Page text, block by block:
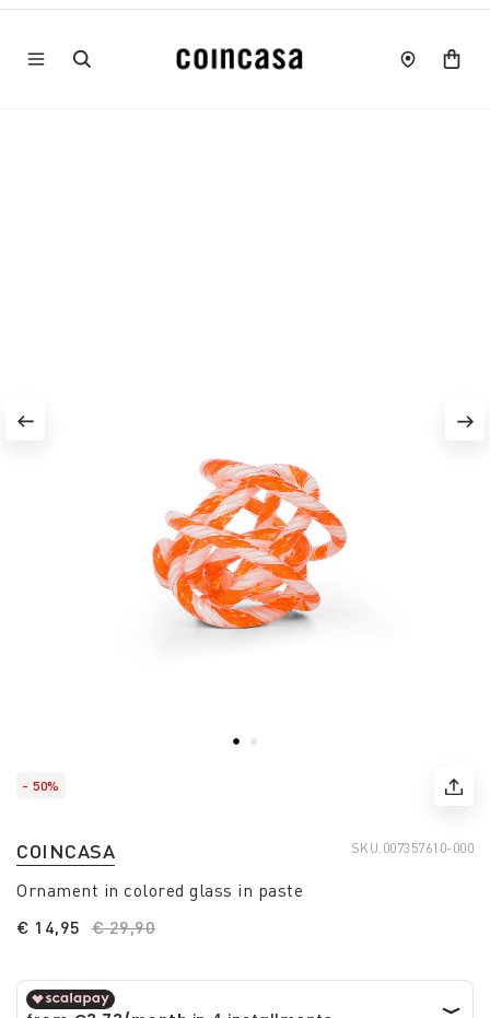
- 50%
COINCASA SKU. 007357610-000
Ornament in colored glass in paste
Price reduced from
€ 29,90
€ 14,95